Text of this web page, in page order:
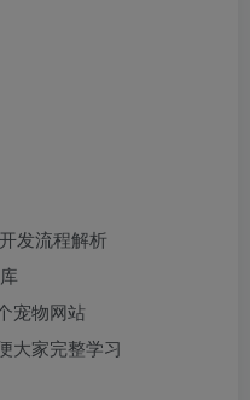
发流程解析
宠物网站
大家完整学习